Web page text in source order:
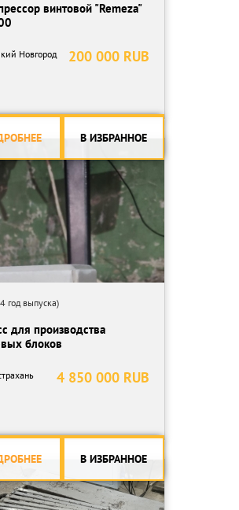
винтовой "Remeza"
200 000 RUB
Новгород
В ИЗБРАННОЕ
год выпуска)
для производства
блоков
4 850 000 RUB
В ИЗБРАННОЕ